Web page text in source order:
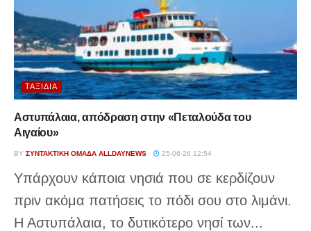
ΤΑΞΊΔΙΑ
Αστυπάλαια, απόδραση στην «Πεταλούδα του
Αιγαίου»
BY ΣΥΝΤΑΚΤΙΚΉ ΟΜΆΔΑ ALLDAYNEWS 25-06-26 12:54
Υπάρχουν κάποια νησιά που σε κερδίζουν
πριν ακόμα πατήσεις το πόδι σου στο λιμάνι.
Η Αστυπάλαια, το δυτικότερο νησί των...